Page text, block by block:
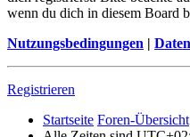
wenn du dich in diesem Board
Nutzungsbedingungen |
Registrieren
Startseite Foren-Übersicht